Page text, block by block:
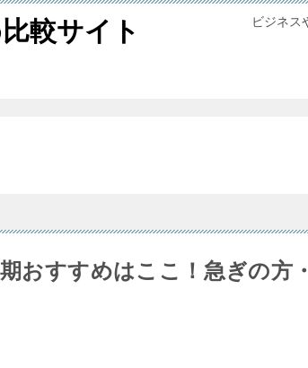
較サイト
ビジネス
おすすめはここ！急ぎの方